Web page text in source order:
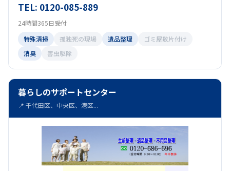
TEL: 0120-085-889
24時間365日受付
特殊清掃
孤独死の現場 遺品整理
ゴミ屋敷片付け
消臭
害虫駆除
暮らしのサポートセンター
📍 千代田区、中央区、港区...